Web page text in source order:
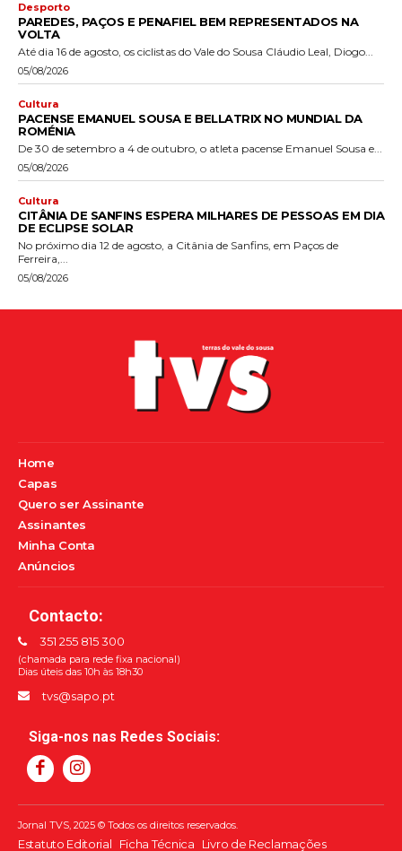
Desporto
PAREDES, PAÇOS E PENAFIEL BEM REPRESENTADOS NA
VOLTA
Até dia 16 de agosto, os ciclistas do Vale do Sousa Cláudio Leal, Diogo...
05/08/2026
Cultura
PACENSE EMANUEL SOUSA E BELLATRIX NO MUNDIAL DA
ROMÉNIA
De 30 de setembro a 4 de outubro, o atleta pacense Emanuel Sousa e...
05/08/2026
Cultura
CITÂNIA DE SANFINS ESPERA MILHARES DE PESSOAS EM DIA
DE ECLIPSE SOLAR
No próximo dia 12 de agosto, a Citânia de Sanfins, em Paços de
Ferreira,...
05/08/2026
Home
Capas
Quero ser Assinante
Assinantes
Minha Conta
Anúncios
Contacto:
351 255 815 300
(chamada para rede fixa nacional)
Dias úteis das 10h às 18h30
tvs@sapo.pt
Siga-nos nas Redes Sociais:
Jornal TVS, 2025 © Todos os direitos reservados.
Estatuto Editorial Ficha Técnica Livro de Reclamações